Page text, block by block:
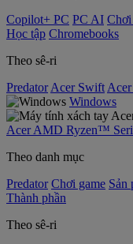
Copilot+ PC PC AI Chơi
Học tập Chromebooks
Theo sê-ri
Predator Acer Swift
Windows
Acer AMD Ryzen™
Theo danh mục
Predator Chơi game Sản
Thành phần
Theo sê-ri